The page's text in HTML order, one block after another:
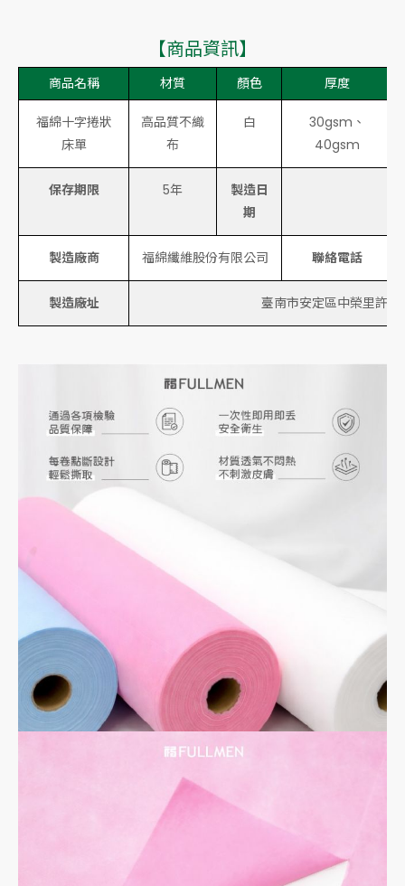
【商品資訊】
商品名稱 材質 顏色 厚度
福綿十字捲狀
床單
高品質不織
布
白
30gsm、
40gsm
保存期限 5年
製造日
期
製造廠商 福綿纖維股份有限公司 聯絡電話
製造廠址 臺南市安定區中榮里許